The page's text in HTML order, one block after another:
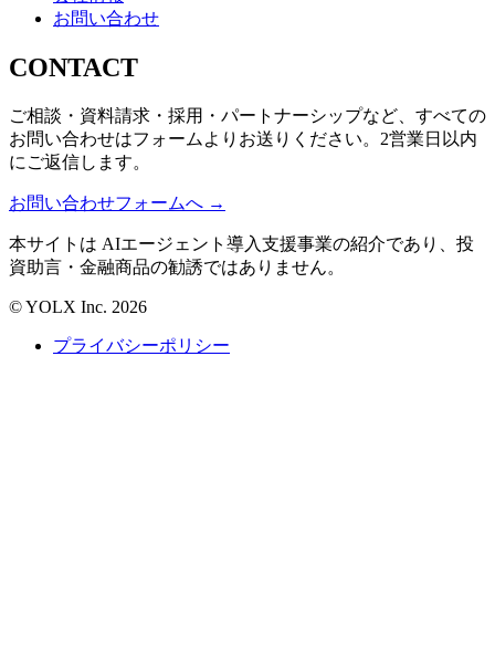
お問い合わせ
CONTACT
ご相談・資料請求・採用・パートナーシップなど、すべての
お問い合わせはフォームよりお送りください。2営業日以内
にご返信します。
お問い合わせフォームへ →
本サイトは AIエージェント 導入支援事業の紹介であり、投
資助言・金融商品の勧誘ではありません。
©YOLX Inc. 2026
プライバシーポリシー